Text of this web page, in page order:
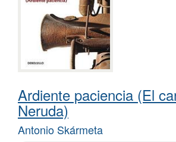
Ardiente paciencia (El
Neruda)
Antonio Skármeta